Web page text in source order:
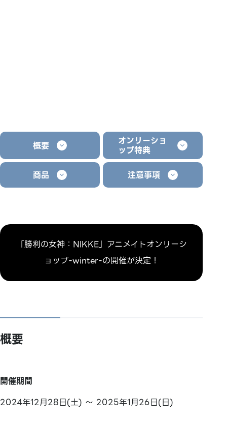
概要 オンリーショ
ップ特典
商品
注意事項
「勝利の女神：NIKKE」アニメイトオンリーシ
ョップ-winter-の開催が決定！
概要
開催期間
2024年12月28日(土) ～ 2025年1月26日(日)